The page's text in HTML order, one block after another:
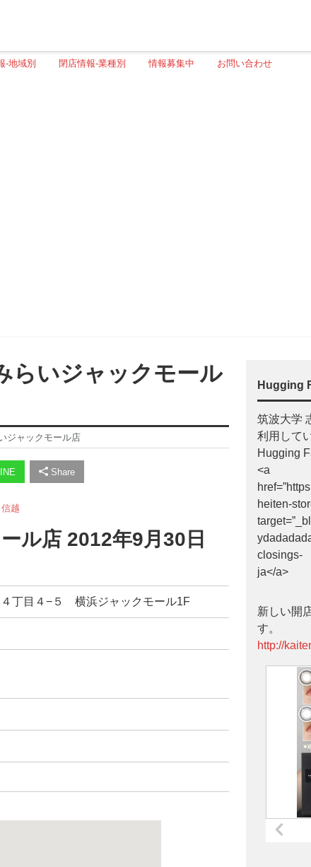
-地域別 閉店情報-業種別 情報募集中 お問い合わせ
らいジャックモール
ジャックモール店
Share
越
ル店 2012年9月30日
丁目４−５ 横浜ジャックモール1F
Hugging
筑波大学
利用して
Hugging
<a
heiten-
closings-
ja</a>
新しい開
す。
http://